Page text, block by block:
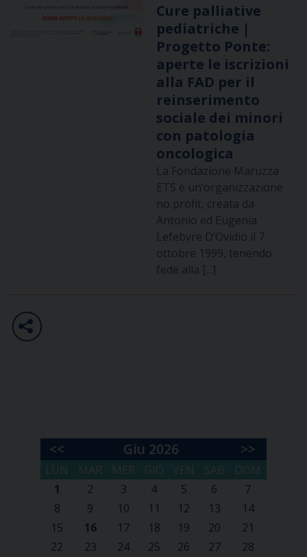
Cure palliative
pediatriche |
Progetto Ponte:
aperte le iscrizioni
alla FAD per il
reinserimento
sociale dei minori
con patologia
oncologica
La Fondazione Maruzza
ETS è un’organizzazione
no profit, creata da
Antonio ed Eugenia
Lefebvre D’Ovidio il 7
ottobre 1999, tenendo
fede alla [...]
<< Giu 2026 >>
LUN MAR MER GIO VEN SAB
DOM
1
2 3 4 5 6
7
8
9 10 11 12 13
14
15
16 17 18 19 20
21
22
23 24 25 26 27
28